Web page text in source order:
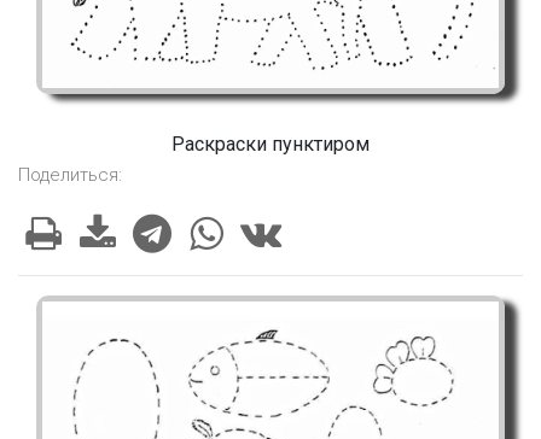
Раскраски пунктиром
Поделиться: